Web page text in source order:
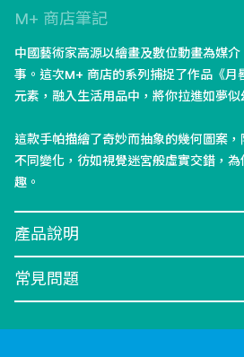
M+ 商店筆記
中國藝術家高源以繪畫及數位動畫為媒
事。這次M+ 商店的系列捕捉了作品《月
元素，融入生活用品中，將你拉進如夢似
這款手帕描繪了奇妙而抽象的幾何圖案
不同變化，彷如視覺迷宮般虛實交錯，
趣。
產品說明
常見問題